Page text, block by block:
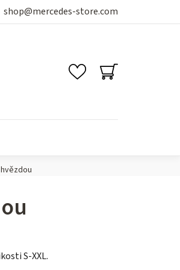
shop@mercedes-store.com
NÁKUPNÍ
KOŠÍK
S-XXL.